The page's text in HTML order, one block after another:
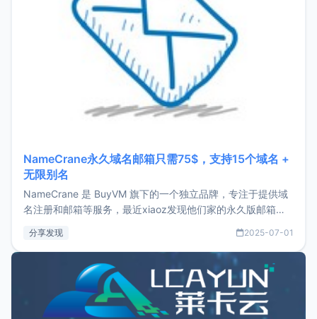
NameCrane永久域名邮箱只需75$，支持15个域名 +
无限别名
NameCrane 是 BuyVM 旗下的一个独立品牌，专注于提供域
名注册和邮箱等服务，最近xiaoz发现他们家的永久版邮箱服
又实惠的域名邮箱，不妨尝试一下 NameCrane。注册
NameCraneNameCrane不支持直接注册，必须要购买
分享发现 2025-07-01